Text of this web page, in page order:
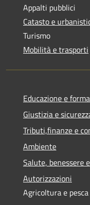
Appalti pubblici
Catasto e
Turismo
Mobilità e trasporti
Educazione e
Giustizia e
Tributi,finanze e
Ambiente
Salute, benessere
Autorizzazioni
Agricoltura e pesca